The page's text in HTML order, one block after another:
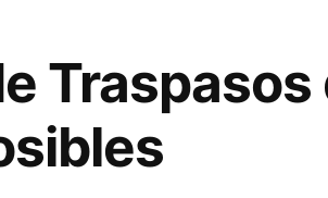
Traspasos